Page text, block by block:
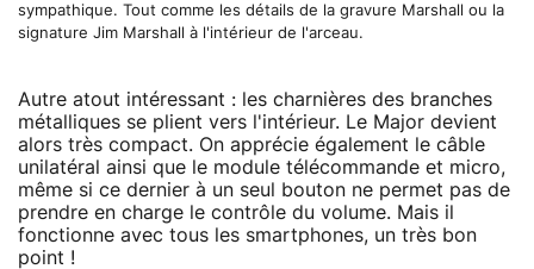
sympathique. Tout comme les détails de la gravure Marshall ou la
signature Jim Marshall à l'intérieur de l'arceau.
Autre atout intéressant : les charnières des branches
métalliques se plient vers l'intérieur. Le Major devient
alors très compact. On apprécie également le câble
unilatéral ainsi que le module télécommande et micro,
même si ce dernier à un seul bouton ne permet pas de
prendre en charge le contrôle du volume. Mais il
fonctionne avec tous les smartphones, un très bon
point !